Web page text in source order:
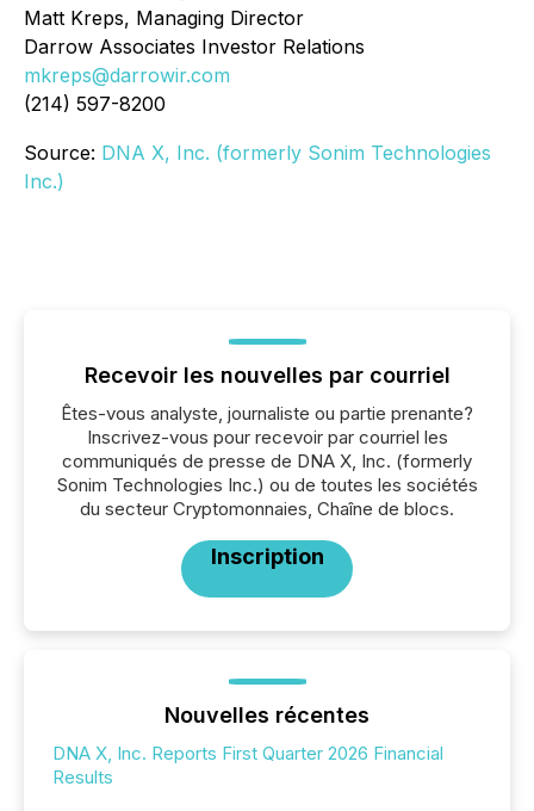
Matt Kreps, Managing Director
Darrow Associates Investor Relations
mkreps@darrowir.com
(214) 597-8200
Source: DNA X, Inc. (formerly Sonim Technologies
Inc.)
Recevoir les nouvelles par courriel
Êtes-vous analyste, journaliste ou partie prenante?
Inscrivez-vous pour recevoir par courriel les
communiqués de presse de DNA X, Inc. (formerly
Sonim Technologies Inc.) ou de toutes les sociétés
du secteur Cryptomonnaies, Chaîne de blocs.
Inscription
Nouvelles récentes
DNA X, Inc. Reports First Quarter 2026 Financial
Results